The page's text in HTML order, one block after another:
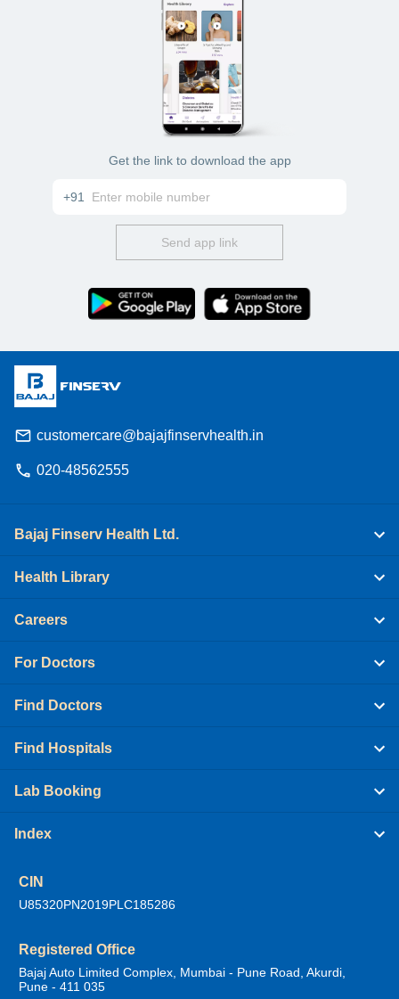
Get the link to download the app
+91
Send app link
customercare@bajajfinservhealth.in
020-48562555
Bajaj Finserv Health Ltd.
Health Library
Careers
For Doctors
Find Doctors
Find Hospitals
Lab Booking
Index
CIN
U85320PN2019PLC185286
Registered Office
Bajaj Auto Limited Complex, Mumbai - Pune Road, Akurdi,
Pune - 411 035